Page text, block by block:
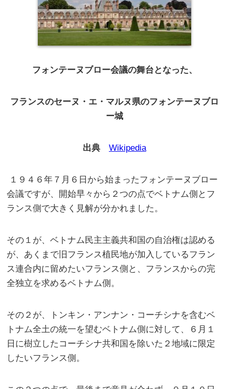
フォンテーヌブロー会議の舞台となった、
フランスのセーヌ・エ・マルヌ県のフォンテーヌブロ
ー城
出典 Wikipedia
１９４６年７月６日から始まったフォンテーヌブロー
会議ですが、開始早々から２つの点でベトナム側とフ
ランス側で大きく見解が分かれました。
その１が、ベトナム民主主義共和国の自治権は認める
が、あくまで旧フランス植民地が加入しているフラン
ス連合内に留めたいフランス側と、フランスからの完
全独立を求めるベトナム側。
その２が、トンキン・アンナン・コーチシナを含むベ
トナム全土の統一を望むベトナム側に対して、６月１
日に樹立したコーチシナ共和国を除いた２地域に限定
したいフランス側。